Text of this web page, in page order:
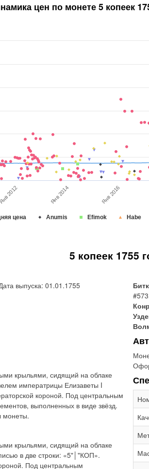
цен по монете5 копеек
цена Anumis Efimok Habe
Янв 2012 Янв 2014 Янв 2016
5 копеек 1755
выпуска: 01.01.1755
крыльями, сидящий на облаке
императрицы Елизаветы I
короной. Под центральным
выполненных в виде звёзд.
монеты.
крыльями, сидящий на облаке
в две строки: «5"│"КОП».
Под центральным